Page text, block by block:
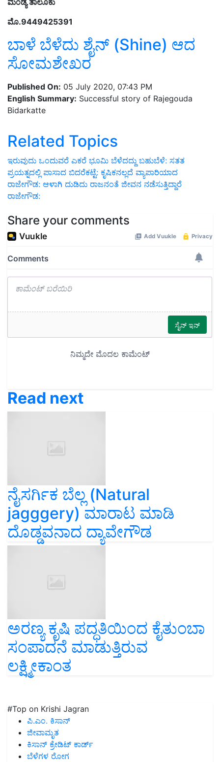
ಮೊ.9449425391
ಬಾಳೆ ಬೆಳೆದು ಶೈನ್ (Shine) ಆದ
ಸೋಮಶೇಖರ
Published On: 05 July 2020, 07:43 PM
English Summary: Successful story of Rajegouda
Bidarkatte
Related Topics
ಇರುವುದು ಒಂದುವರೆ ಎಕರೆ ಭೂಮಿ ಬೆಳೆದದ್ದು ಬಹುಬೆಳೆ: ಸತತ
ಪ್ರಯತ್ನದಲ್ಲಿ ಪಾಸಾದ ಬಿದರೆಕಟ್ಟೆ: ಕೃಷಿಕನಲ್ಲದೆ ವ್ಯಾಪಾರಿಯಾದ
ರಾಜೇಗೌಡ: ಆಳಾಗಿ ದುಡಿದು ರಾಜನಂತೆ ಜೀವನ ನಡೆಸುತ್ತಿದ್ದಾರೆ
ರಾಜೇಗೌಡ:
Share your comments
Read next
ನೈಸರ್ಗಿಕ ಬೆಲ್ಲ (Natural
jagggery) ಮಾರಾಟ ಮಾಡಿ
ದೊಡ್ಡವನಾದ ದ್ಯಾವೇಗೌಡ
ಅರಣ್ಯ ಕೃಷಿ ಪದ್ಧತಿಯಿಂದ ಕೈತುಂಬಾ
ಸಂಪಾದನೆ ಮಾಡುತ್ತಿರುವ
ಲಕ್ಷ್ಮೀಕಾಂತ
#Top on Krishi Jagran
ಪಿ.ಎಂ. ಕಿಸಾನ್
ಜೀವಾಮೃತ
ಕಿಸಾನ್ ಕ್ರೇಡಿಟ್ ಕಾರ್ಡ್
ಬೆಳೆಗಳ ರೋಗ